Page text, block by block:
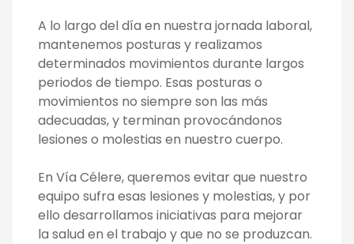
A lo largo del día en nuestra jornada laboral,
mantenemos posturas y realizamos
determinados movimientos durante largos
periodos de tiempo. Esas posturas o
movimientos no siempre son las más
adecuadas, y terminan provocándonos
lesiones o molestias en nuestro cuerpo.
En Vía Célere, queremos evitar que nuestro
equipo sufra esas lesiones y molestias, y por
ello desarrollamos iniciativas para mejorar
la salud en el trabajo y que no se produzcan.